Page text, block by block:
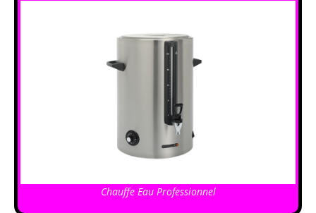
Chauffe Eau Professionnel